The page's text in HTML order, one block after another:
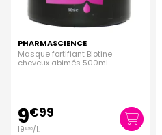
PHARMASCIENCE
Masque fortifiant Biotine
cheveux abimés 500ml
9€99
19€98/l.